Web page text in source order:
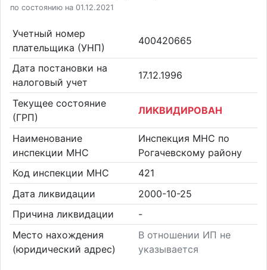
по состоянию на 01.12.2021
Учетный номер
плательщика (УНП)
400420665
Дата постановки на
налоговый учет
17.12.1996
Текущее состояние
(ГРП)
ЛИКВИДИРОВАН
Наименование
инспекции МНС
Инспекция МНС по
Рогачевскому району
Код инспекции МНС
421
Дата ликвидации
2000-10-25
Причина ликвидации
-
Место нахождения
(юридический адрес)
В отношении ИП не
указывается